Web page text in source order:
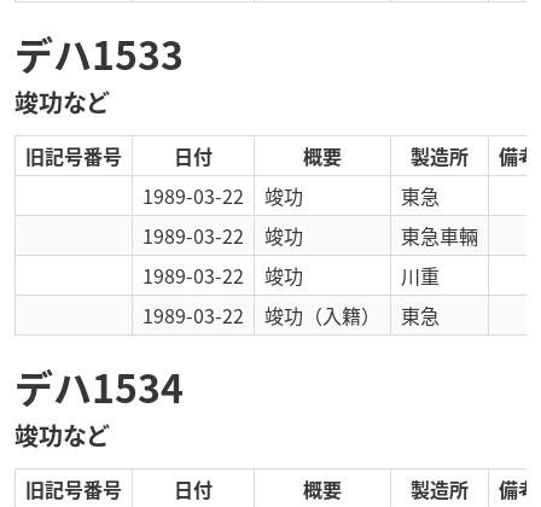
デハ1533
竣功など
旧記号番号 日付 概要 製造所
備
1989-03-22
竣功
東急
1989-03-22
竣功
東急車輛
1989-03-22
竣功
川重
1989-03-22
竣功 （入籍） 東急
デハ1534
竣功など
旧記号番号 日付 概要 製造所
備